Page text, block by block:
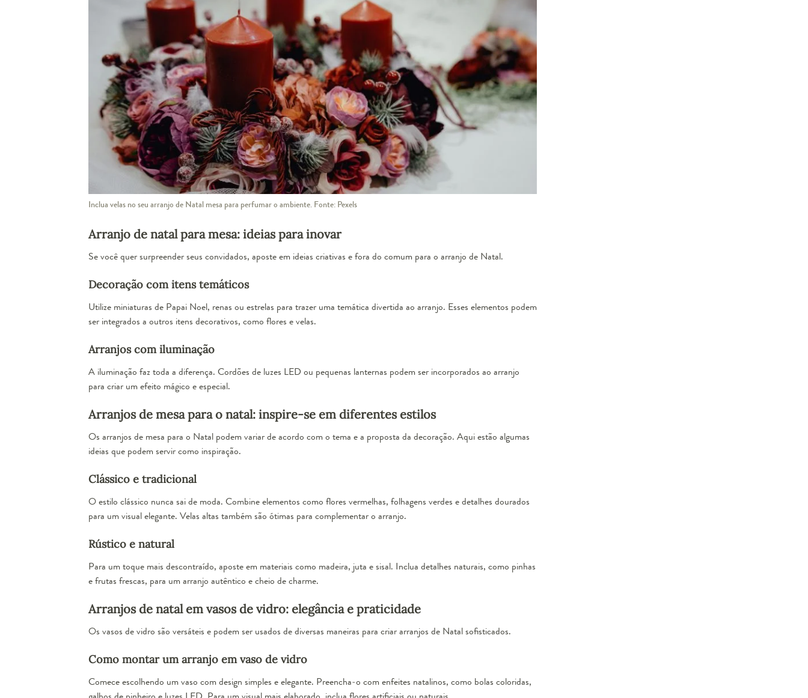
Inclua velas no seu arranjo de Natal mesa para perfumar o ambiente. Fonte: Pexels
Arranjo de natal para mesa: ideias para inovar
Se você quer surpreender seus convidados, aposte em ideias criativas e fora do comum para o arranjo de Natal.
Decoração com itens temáticos
Utilize miniaturas de Papai Noel, renas ou estrelas para trazer uma temática divertida ao arranjo. Esses elementos podem
ser integrados a outros itens decorativos, como flores e velas.
Arranjos com iluminação
A iluminação faz toda a diferença. Cordões de luzes LED ou pequenas lanternas podem ser incorporados ao arranjo
para criar um efeito mágico e especial.
Arranjos de mesa para o natal: inspire-se em diferentes estilos
Os arranjos de mesa para o Natal podem variar de acordo com o tema e a proposta da decoração. Aqui estão algumas
ideias que podem servir como inspiração.
Clássico e tradicional
O estilo clássico nunca sai de moda. Combine elementos como flores vermelhas, folhagens verdes e detalhes dourados
para um visual elegante. Velas altas também são ótimas para complementar o arranjo.
Rústico e natural
Para um toque mais descontraído, aposte em materiais como madeira, juta e sisal. Inclua detalhes naturais, como pinhas
e frutas frescas, para um arranjo autêntico e cheio de charme.
Arranjos de natal em vasos de vidro: elegância e praticidade
Os vasos de vidro são versáteis e podem ser usados de diversas maneiras para criar arranjos de Natal sofisticados.
Como montar um arranjo em vaso de vidro
Comece escolhendo um vaso com design simples e elegante. Preencha-o com enfeites natalinos, como bolas coloridas,